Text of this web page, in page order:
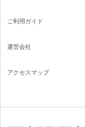
ご利用ガイド
運営会社
アクセスマップ